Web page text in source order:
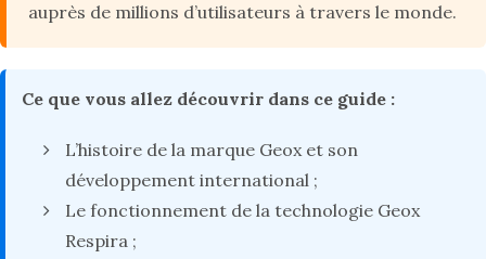
auprès de millions d’utilisateurs à travers le monde.
Ce que vous allez découvrir dans ce guide :
L’histoire de la marque Geox et son
développement international ;
Le fonctionnement de la technologie Geox
Respira ;